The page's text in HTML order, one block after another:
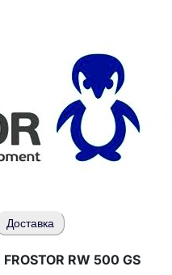
Доставка
RW 500 GS